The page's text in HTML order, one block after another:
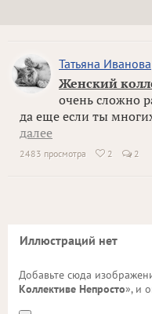
Татьяна Иванова
Женский
очень сложно
да еще если ты
далее
2483 просмотра  2 2
Иллюстраций нет
Добавьте сюда
Коллективе Непросто», и